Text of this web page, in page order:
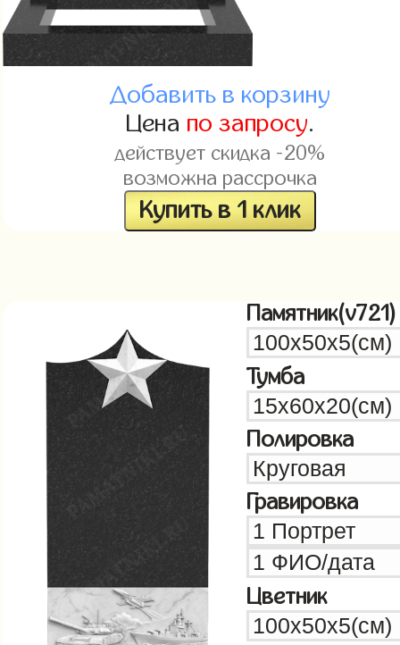
Добавить в корзину
Цена по запросу.
действует скидка -20%
возможна рассрочка
Купить в 1 клик
Памятник(v721)
Тумба
Полировка
Гравировка
Цветник